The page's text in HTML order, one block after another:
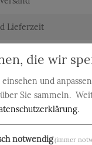
Lieferzeit
die wir
und
Sie sammeln.
.
notwendig(immer